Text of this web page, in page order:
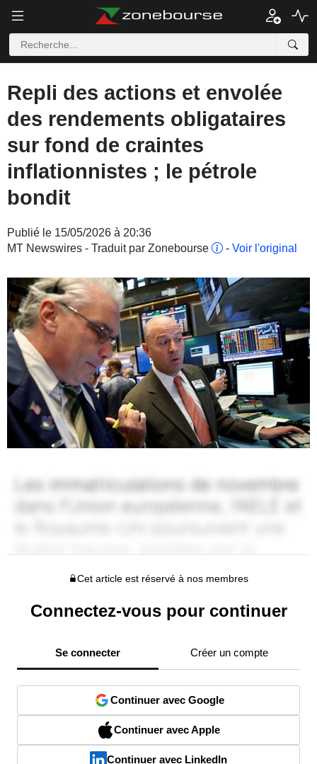
Repli des actions et envolée
des rendements obligataires
sur fond de craintes
inflationnistes ; le pétrole
bondit
Publié le 15/05/2026 à 20:36
MT Newswires - Traduit par Zonebourse
- Voir l'original
Cet article est réservé à nos membres
Connectez-vous pour continuer
Se connecter Créer un compte
Continuer avec Google
Continuer avec Apple
Continuer avec LinkedIn